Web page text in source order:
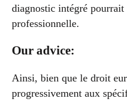
diagnostic intégré pourrait
professionnelle.
Our advice:
Ainsi, bien que le droit
progressivement aux